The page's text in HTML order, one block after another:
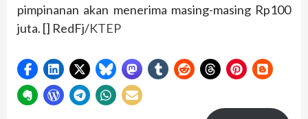
pimpinanan akan menerima masing-masing Rp100
juta. [] RedFj/KTEP